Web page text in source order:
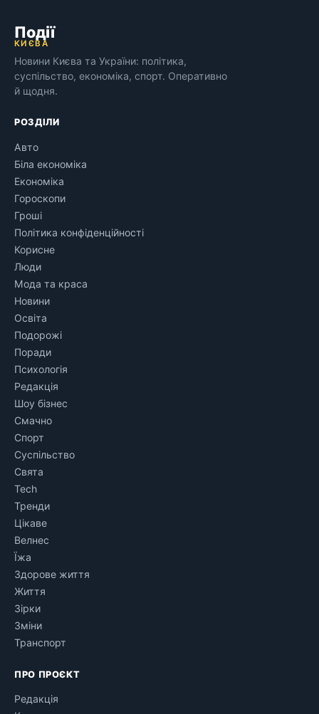
Події
КИЄВА
Новини Києва та України: політика,
суспільство, економіка, спорт. Оперативно
й щодня.
РОЗДІЛИ
Авто
Біла економіка
Економіка
Гороскопи
Гроші
Політика конфіденційності
Корисне
Люди
Мода та краса
Новини
Освіта
Подорожі
Поради
Психологія
Редакція
Шоу бізнес
Смачно
Спорт
Суспільство
Свята
Tech
Тренди
Цікаве
Велнес
Їжа
Здорове життя
Життя
Зірки
Зміни
Транспорт
ПРО ПРОЄКТ
Редакція